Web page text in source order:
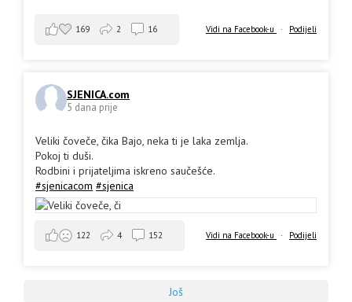
Vidi na Facebook-u · Podijeli
169 2 16
SJENICA.com
5 dana prije
Veliki čoveče, čika Bajo, neka ti je laka zemlja.
Pokoj ti duši.
Rodbini i prijateljima iskreno saučešće.
#sjenicacom #sjenica
Vidi na Facebook-u · Podijeli
122 4 152
Još